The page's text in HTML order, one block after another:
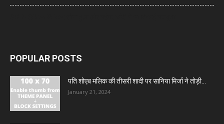
POPULAR POSTS
पति शोएब मलिक की तीसरी शादी पर सानिया मिर्जा ने तोड़ी...
January 21, 2024